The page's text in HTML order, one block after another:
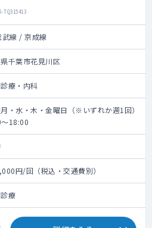
TQ315413
武線 / 京成線
千葉市花見川区
療・内科
・水・木・金曜日（※いずれか週1回）
18:00
円/回（税込・交通費別）
療